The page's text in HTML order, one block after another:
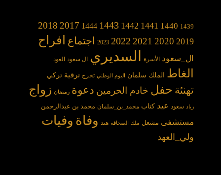
1439
1440
1441
1442
1443
1444
2017
2018
2019
2020
2021
2022
2023 اجتماع افراح
ال_سعود الأسرة السديري ال سعود العود
الغاط الملك سلمان اليوم الوطني تخرج ترقية تركي
تهنئة حفل خادم الحرمين دعوة رمضان زواج
زياد سعود عيد كتاب محمد_بن_سلمان محمد بن عبدالرحمن
مستشفى مشعل ملك الصحافة هند وفاة وفيات
ولي_العهد